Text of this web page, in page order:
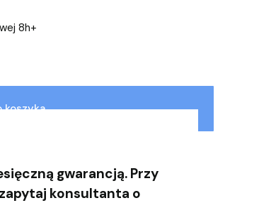
8h+
koszyka
gwarancją. Przy
konsultanta o